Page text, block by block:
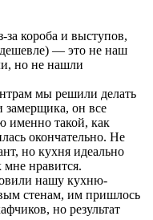
за короба и выступов,
— это не наш
но не нашли
мы решили делать
замерщика, он все
именно такой, как
окончательно. Не
но кухня идеально
мне нравится.
нашу кухню-
стенам, им пришлось
но результат